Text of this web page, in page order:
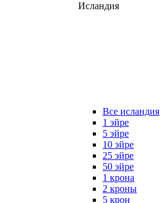
Исландия
Все исландия
1 эйре
5 эйре
10 эйре
25 эйре
50 эйре
1 крона
2 кроны
5 крон